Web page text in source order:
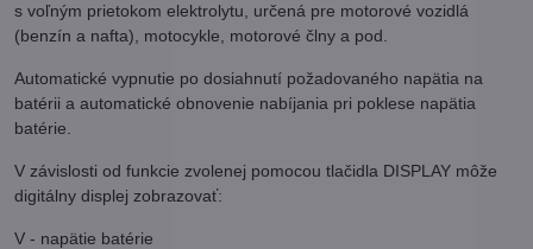
s voľným prietokom elektrolytu, určená pre motorové vozidlá
(benzín a nafta), motocykle, motorové člny a pod.
Automatické vypnutie po dosiahnutí požadovaného napätia na
batérii a automatické obnovenie nabíjania pri poklese napätia
batérie.
V závislosti od funkcie zvolenej pomocou tlačidla DISPLAY môže
digitálny displej zobrazovať:
V - napätie batérie